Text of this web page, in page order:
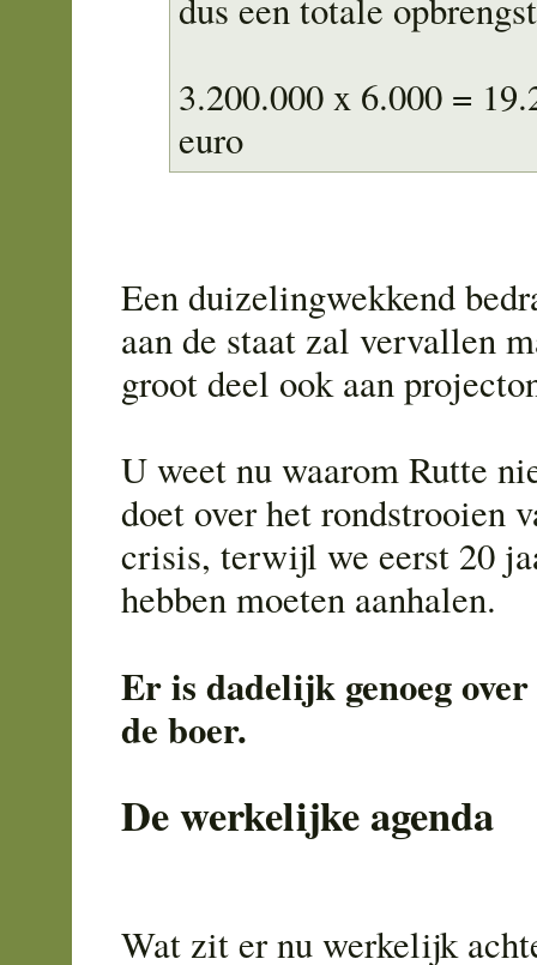
dus een totale
3.200.000 x 6.000 =
euro
Een duizelingwekkend
aan de staat zal vervallen
groot deel ook aan
U weet nu waarom Rutte
doet over het rondstrooien
crisis, terwijl we eerst 20
hebben moeten aanhalen.
Er is dadelijk genoeg
de boer.
De werkelijke agenda
Wat zit er nu werkelijk